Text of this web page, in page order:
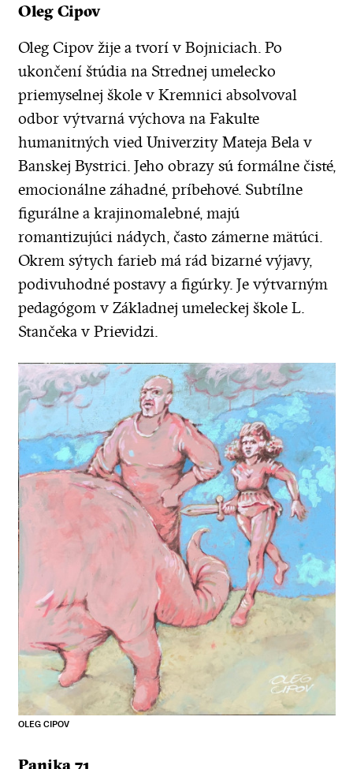
Oleg Cipov
Oleg Cipov žije a tvorí v Bojniciach. Po
ukončení štúdia na Strednej umelecko
priemyselnej škole v Kremnici absolvoval
odbor výtvarná výchova na Fakulte
humanitných vied Univerzity Mateja Bela v
Banskej Bystrici. Jeho obrazy sú formálne čisté,
emocionálne záhadné, príbehové. Subtílne
figurálne a krajinomalebné, majú
romantizujúci nádych, často zámerne mätúci.
Okrem sýtych farieb má rád bizarné výjavy,
podivuhodné postavy a figúrky. Je výtvarným
pedagógom v Základnej umeleckej škole L.
Stančeka v Prievidzi.
OLEG CIPOV
Panika 71